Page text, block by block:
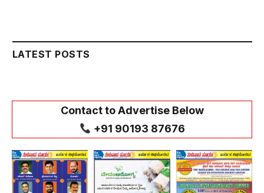
LATEST POSTS
Contact to Advertise Below
+91 90193 87676